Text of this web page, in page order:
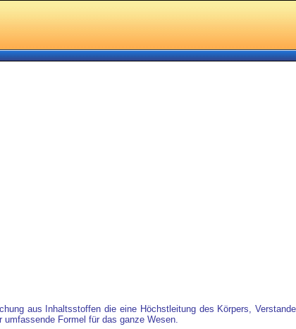
aus Inhaltsstoffen die eine Höchstleitung des Körpers,
Formel für das ganze Wesen.